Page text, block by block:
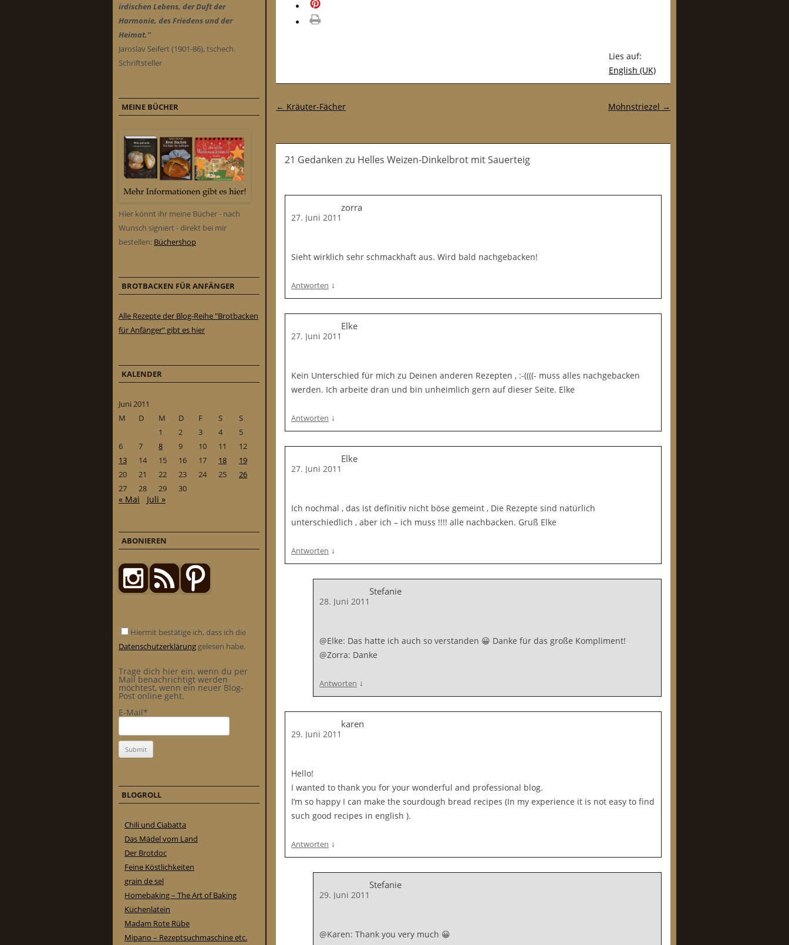
Lies auf:
English (UK)
Post-Navigation
← Kräuter-Fächer Mohnstriezel →
21 Gedanken zu Helles Weizen-Dinkelbrot mit Sauerteig
zorra
27. Juni 2011
Sieht wirklich sehr schmackhaft aus. Wird bald nachgebacken!
Antworten ↓
Elke
27. Juni 2011
Kein Unterschied für mich zu Deinen anderen Rezepten , :-((((- muss alles nachgebacken
werden. Ich arbeite dran und bin unheimlich gern auf dieser Seite. Elke
Antworten ↓
Elke
27. Juni 2011
Ich nochmal , das ist definitiv nicht böse gemeint , Die Rezepte sind natürlich
unterschiedlich , aber ich – ich muss !!!! alle nachbacken. Gruß Elke
Antworten ↓
Stefanie
28. Juni 2011
@Elke: Das hatte ich auch so verstanden 😀 Danke für das große Kompliment!
@Zorra: Danke
Antworten ↓
karen
29. Juni 2011
Hello!
I wanted to thank you for your wonderful and professional blog.
I’m so happy I can make the sourdough bread recipes (In my experience it is not easy to find
such good recipes in english ).
Antworten ↓
Stefanie
29. Juni 2011
@Karen: Thank you very much 😀
irdischen Lebens, der Duft der
Harmonie, des Friedens und der
Heimat."
Jaroslav Seifert (1901-86), tschech.
Schriftsteller
MEINE BÜCHER
Hier könnt ihr meine Bücher - nach
Wunsch signiert - direkt bei mir
bestellen: Büchershop
BROTBACKEN FÜR ANFÄNGER
Alle Rezepte der Blog-Reihe "Brotbacken
für Anfänger" gibt es hier
KALENDER
Juni 2011
M
D M D F S
S
1
2 3 4
5
6
7 8 9 10 11
12
13
14 15 16 17 18
19
20
21 22 23 24 25
26
27
28 29 30
« Mai Juli »
ABONIEREN
Hiermit bestätige ich, dass ich die
Datenschutzerklärung gelesen habe.
Trage dich hier ein, wenn du per
Mail benachrichtigt werden
möchtest, wenn ein neuer Blog-
Post online geht.
E-Mail*
BLOGROLL
Chili und Ciabatta
Das Mädel vom Land
Der Brotdoc
Feine Köstlichkeiten
grain de sel
Homebaking – The Art of Baking
Küchenlatein
Madam Rote Rübe
Mipano – Rezeptsuchmaschine etc.